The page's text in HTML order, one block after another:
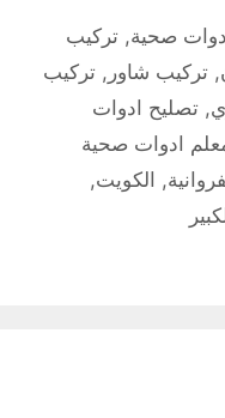
صحية,تركيب
, تركيب شاور , تركيب
, تصليح ادوات
ادوات صحية
, الكويت,